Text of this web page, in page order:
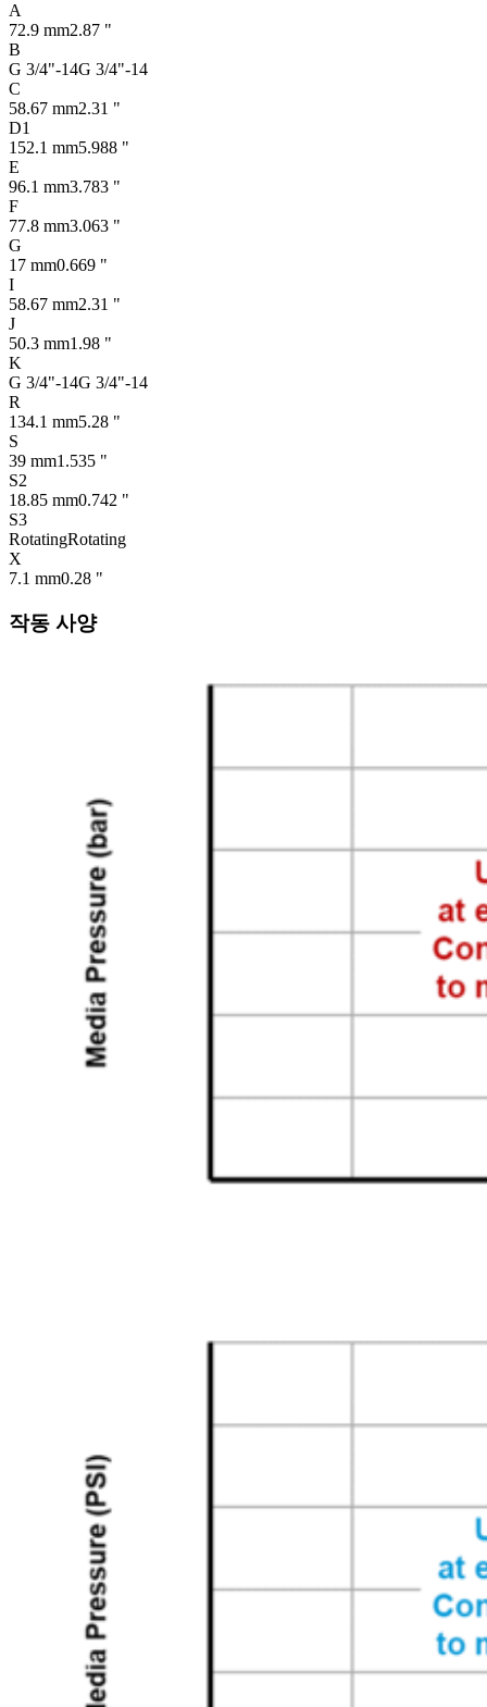
A
72.9 mm2.87 "
B
G 3/4"-14G 3/4"-14
C
58.67 mm2.31 "
D1
152.1 mm5.988 "
E
96.1 mm3.783 "
F
77.8 mm3.063 "
G
17 mm0.669 "
I
58.67 mm2.31 "
J
50.3 mm1.98 "
K
G 3/4"-14G 3/4"-14
R
134.1 mm5.28 "
S
39 mm1.535 "
S2
18.85 mm0.742 "
S3
RotatingRotating
X
7.1 mm0.28 "
작동 사양